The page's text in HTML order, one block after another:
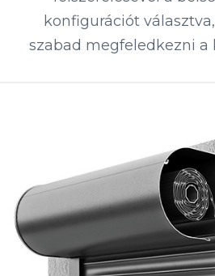
konfigurációt
szabad megfeledkezni a